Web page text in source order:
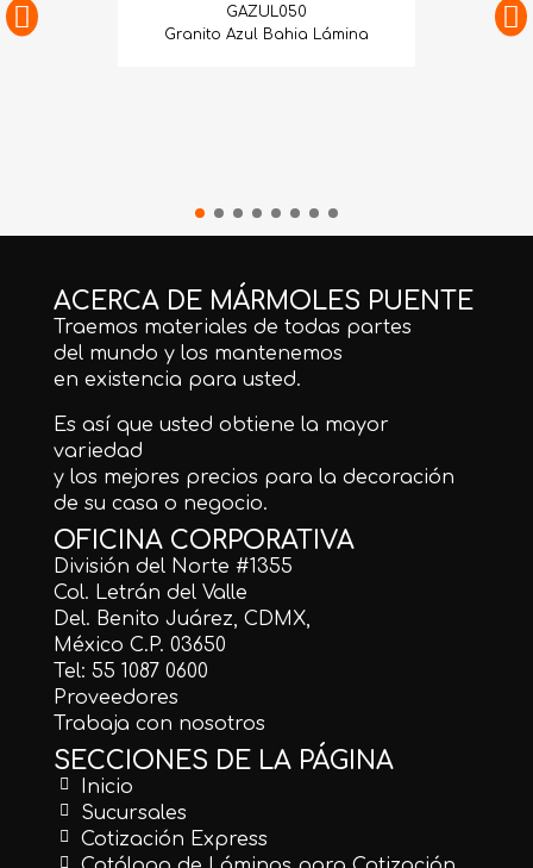
GAZUL050
Granito Azul Bahia Lámina
ACERCA DE MÁRMOLES PUENTE
Traemos materiales de todas partes
del mundo y los mantenemos
en existencia para usted.
Es así que usted obtiene la mayor
variedad
y los mejores precios para la decoración
de su casa o negocio.
OFICINA CORPORATIVA
División del Norte #1355
Col. Letrán del Valle
Del. Benito Juárez, CDMX,
México C.P. 03650
Tel: 55 1087 0600
Proveedores
Trabaja con nosotros
SECCIONES DE LA PÁGINA
Inicio
Sucursales
Cotización Express